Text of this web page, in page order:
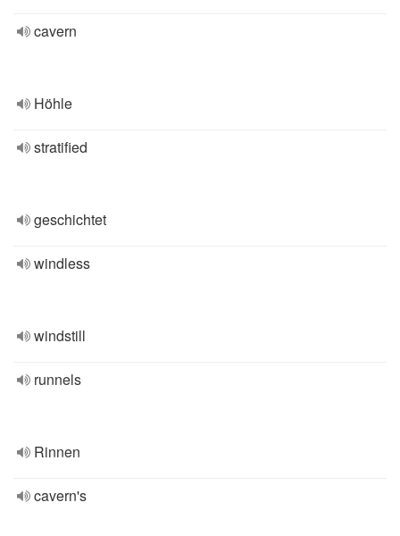
cavern
Höhle
stratified
geschichtet
windless
windstill
runnels
Rinnen
cavern's